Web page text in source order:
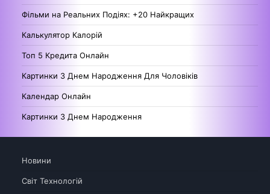
Фільми на Реальних Подіях: +20 Найкращих
Калькулятор Калорій
Топ 5 Кредита Онлайн
Картинки З Днем Народження Для Чоловіків
Календар Онлайн
Картинки З Днем Народження
Новини
Світ Технологій